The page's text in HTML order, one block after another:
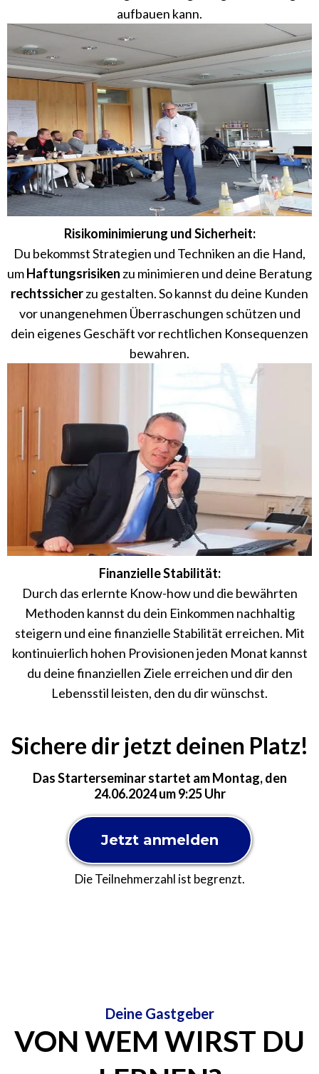
aufbauen kann.
Risikominimierung und Sicherheit:
Du bekommst Strategien und Techniken an die Hand,
umHaftungsrisiken zu minimieren und deine Beratung
rechtssicherzu gestalten. So kannst du deine Kunden
vor unangenehmen Überraschungen schützen und
dein eigenes Geschäft vor rechtlichen Konsequenzen
bewahren.
Finanzielle Stabilität:
Durch das erlernte Know-how und die bewährten
Methoden kannst du dein Einkommen nachhaltig
steigern und eine finanzielle Stabilität erreichen. Mit
kontinuierlich hohen Provisionen jeden Monat kannst
du deine finanziellen Ziele erreichen und dir den
Lebensstil leisten, den du dir wünschst.
Sichere dir jetzt deinen Platz!
Das Starterseminar startet am Montag, den
24.06.2024 um 9:25 Uhr
Jetzt anmelden
Die Teilnehmerzahl ist begrenzt.
Deine Gastgeber
VON WEM WIRST DU